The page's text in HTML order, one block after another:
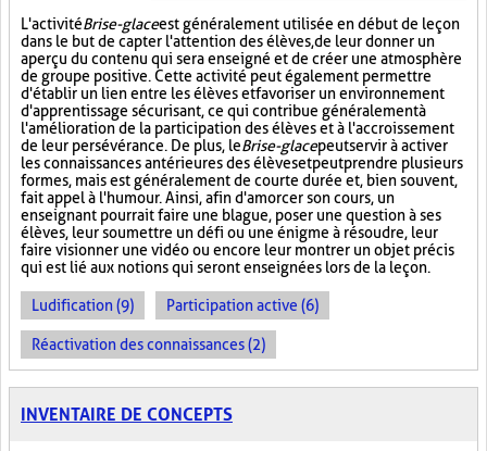
L'activitéBrise-glaceest généralement utilisée en début de leçon
dans le but de capter l'attention des élèves, de leur donner un
aperçu du contenu qui sera enseigné et de créer une atmosphère
de groupe positive. Cette activité peut également permettre
d'établir un lien entre les élèves et favoriser un environnement
d'apprentissage sécurisant, ce qui contribue généralement à
l'amélioration de la participation des élèves et à l'accroissement
de leur persévérance. De plus, leBrise-glacepeut servir à activer
les connaissances antérieures des élèves et peut prendre plusieurs
formes, mais est généralement de courte durée et, bien souvent,
fait appel à l'humour. Ainsi, afin d'amorcer son cours, un
enseignant pourrait faire une blague, poser une question à ses
élèves, leur soumettre un défi ou une énigme à résoudre, leur
faire visionner une vidéo ou encore leur montrer un objet précis
qui est lié aux notions qui seront enseignées lors de la leçon.
Ludification (9) Participation active (6)
Réactivation des connaissances (2)
INVENTAIRE DE CONCEPTS